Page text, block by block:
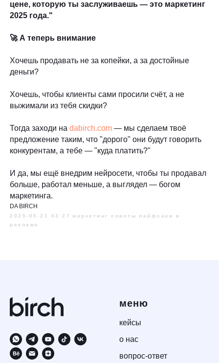
цене, которую ты заслуживаешь — это маркетинг
2025 года."
🚀 А теперь внимание
Хочешь продавать не за копейки, а за достойные
деньги?
Хочешь, чтобы клиенты сами просили счёт, а не
выжимали из тебя скидки?
Тогда заходи на dabirch.com — мы сделаем твоё
предложение таким, что "дорого" они будут говорить
конкурентам, а тебе — "куда платить?"
И да, мы ещё внедрим нейросети, чтобы ты продавал
больше, работал меньше, а выглядел — богом
маркетинга.
DA BIRCH
2025-05-21 03:27 маркетинг советы
лайфхаки в
рекламе
меню
кейсы
о нас
вопрос-ответ